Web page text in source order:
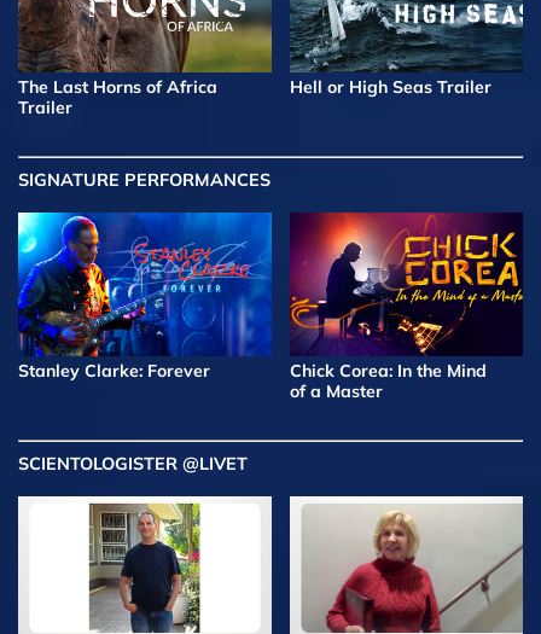
The Last Horns of Africa
Trailer
Hell or High Seas Trailer
SIGNATURE PERFORMANCES
Stanley Clarke: Forever
Chick Corea: In the Mind
of a Master
SCIENTOLOGISTER @LIVET